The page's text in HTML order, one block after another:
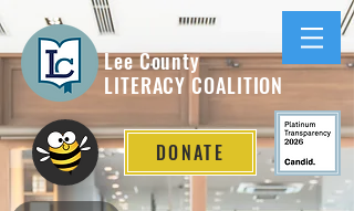
Lee County
LITERACY COALITION
DONATE